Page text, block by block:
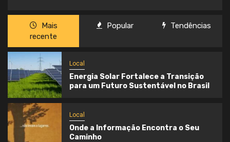
Mais
recente
Popular Tendências
Local
Energia Solar Fortalece a Transição
para um Futuro Sustentável no Brasil
Local
Onde a Informação Encontra o Seu
Caminho